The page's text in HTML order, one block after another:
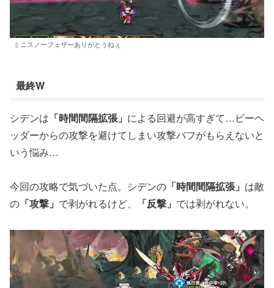
ミニスノーフェザーありがとうねぇ
最終W
シデンは 「時間間隔拡張」 による回避が高すぎて…ビーヘ
ッダーからの攻撃を避けてしまい攻撃バフがもらえないと
いう悩み…
今回の攻略で気づいた点。シデンの 「時間間隔拡張」 は敵
の 「攻撃」 で剥がれるけど、 「反撃」 では剥がれない。